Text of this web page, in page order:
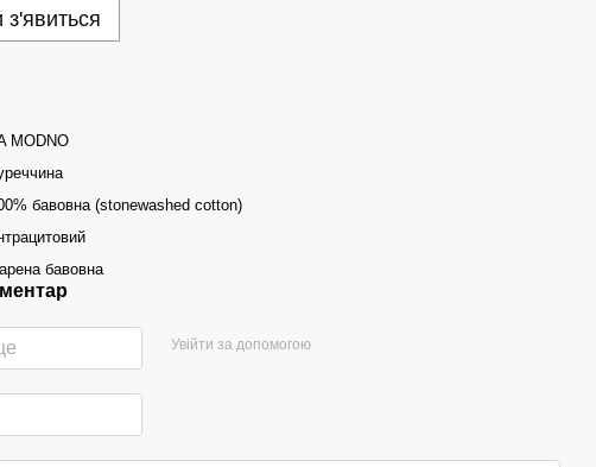
MODNO
бавовна (stonewashed cotton)
бавовна
Увійти за допомогою